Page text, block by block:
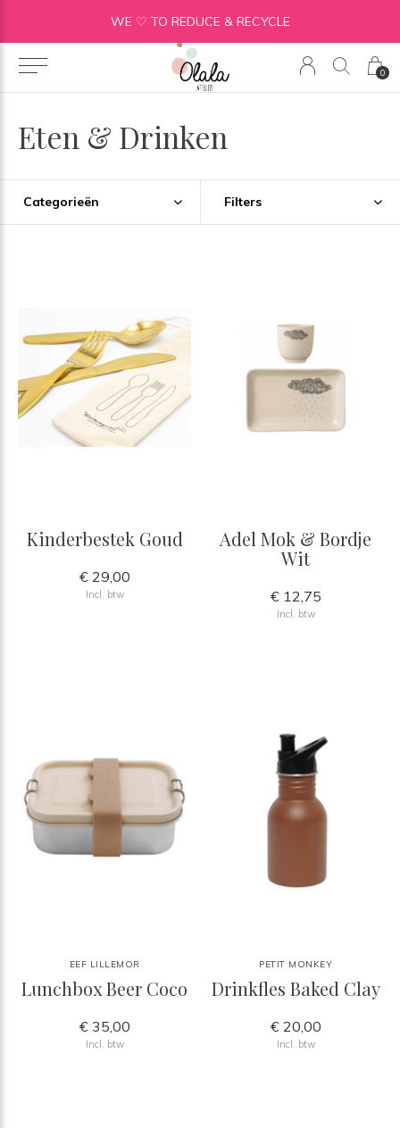
0
WE ♡ TO REDUCE & RECYCLE
Eten & Drinken
Categorieën Filters
Kinderbestek Goud
€ 29,00
Incl. btw
Adel Mok & Bordje
Wit
€ 12,75
Incl. btw
EEF LILLEMOR
Lunchbox Beer Coco
€ 35,00
Incl. btw
PETIT MONKEY
Drinkfles Baked Clay
€ 20,00
Incl. btw